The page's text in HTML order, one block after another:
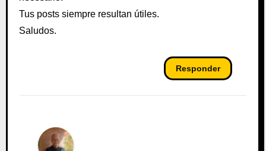
Tus posts siempre resultan útiles.
Saludos.
Responder